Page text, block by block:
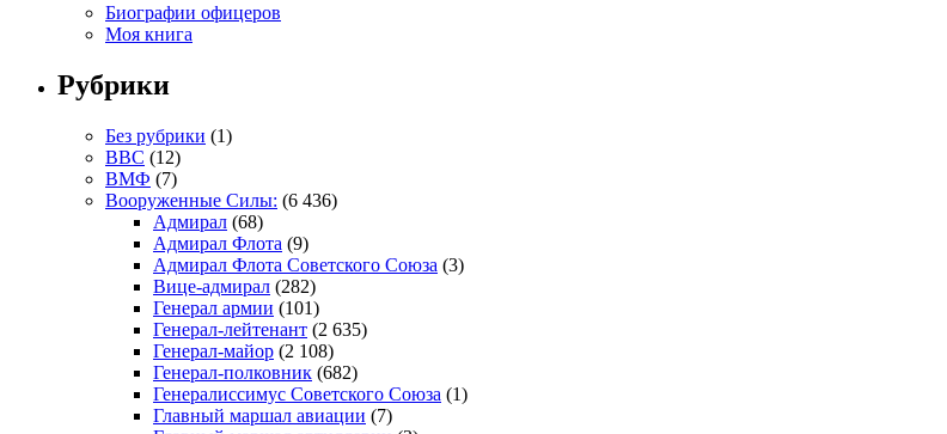
Биографии офицеров
Моя книга
Рубрики
Без рубрики (1)
ВВС (12)
ВМФ (7)
Вооруженные Силы: (6 436)
Адмирал (68)
Адмирал Флота (9)
Адмирал Флота Советского Союза (3)
Вице-адмирал (282)
Генерал армии (101)
Генерал-лейтенант (2 635)
Генерал-майор (2 108)
Генерал-полковник (682)
Генералиссимус Советского Союза (1)
Главный маршал авиации (7)